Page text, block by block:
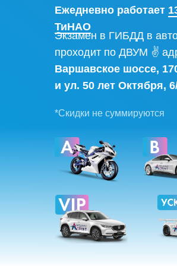
*Скидки не суммируются
Экзамен в ГИБДД в
проходит по ДВУМ ✌
Варшавское шоссе,
и ул. 50 лет Октября,
Ежедневно работает
ТиНАО